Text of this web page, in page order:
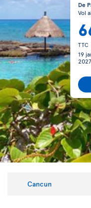
De
Vol
TTC
19
2027
Cancun